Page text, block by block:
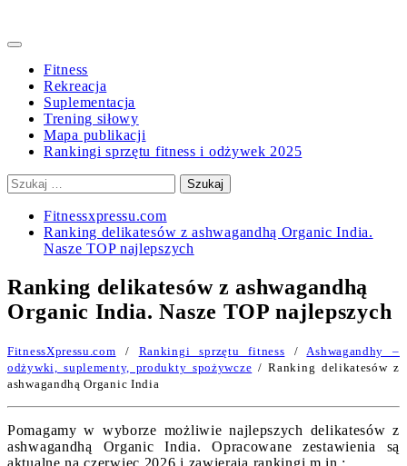
Primary
Fitness
Rekreacja
Suplementacja
Trening siłowy
Mapa publikacji
Rankingi sprzętu fitness i odżywek 2025
Szukaj:
Fitnessxpressu.com
Ranking delikatesów z ashwagandhą Organic India.
Nasze TOP najlepszych
Ranking delikatesów z ashwagandhą
Organic India. Nasze TOP najlepszych
FitnessXpressu.com / Rankingi sprzętu fitness / Ashwagandhy –
odżywki, suplementy, produkty spożywcze / Ranking delikatesów z
ashwagandhą Organic India
Pomagamy w wyborze możliwie najlepszych delikatesów z
ashwagandhą Organic India. Opracowane zestawienia są
aktualne na czerwiec 2026 i zawierają rankingi m.in.: